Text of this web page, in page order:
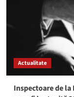
Actualitate
Inspectoare de la